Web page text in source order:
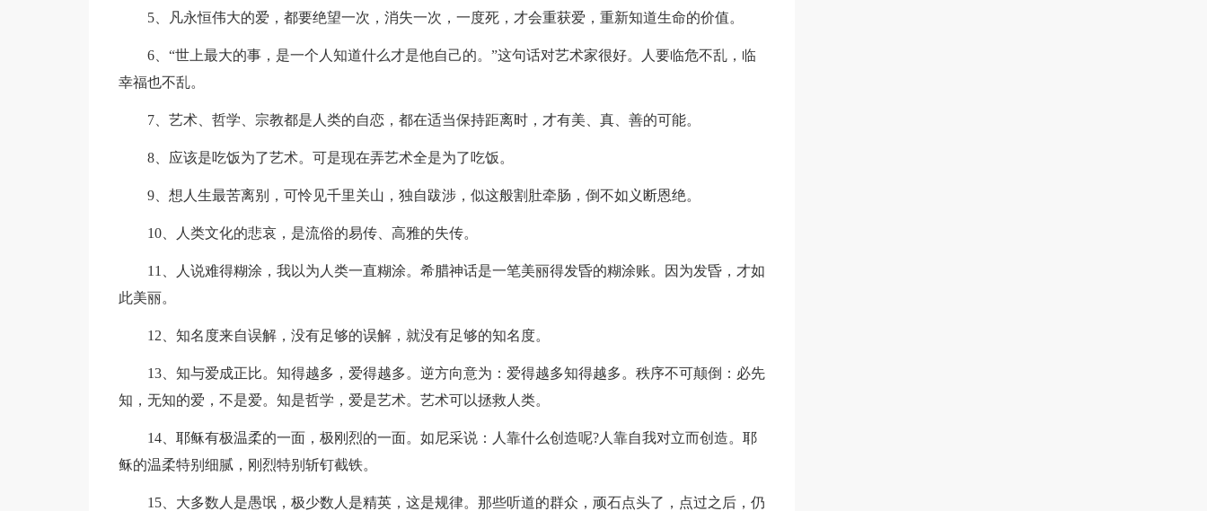
5、凡永恒伟大的爱，都要绝望一次，消失一次，一度死，才会重获爱，重新知道生命的价值。
6、“世上最大的事，是一个人知道什么才是他自己的。”这句话对艺术家很好。人要临危不乱，临
幸福也不乱。
7、艺术、哲学、宗教都是人类的自恋，都在适当保持距离时，才有美、真、善的可能。
8、应该是吃饭为了艺术。可是现在弄艺术全是为了吃饭。
9、想人生最苦离别，可怜见千里关山，独自跋涉，似这般割肚牵肠，倒不如义断恩绝。
10、人类文化的悲哀，是流俗的易传、高雅的失传。
11、人说难得糊涂，我以为人类一直糊涂。希腊神话是一笔美丽得发昏的糊涂账。因为发昏，才如
此美丽。
12、知名度来自误解，没有足够的误解，就没有足够的知名度。
13、知与爱成正比。知得越多，爱得越多。逆方向意为：爱得越多知得越多。秩序不可颠倒：必先
知，无知的爱，不是爱。知是哲学，爱是艺术。艺术可以拯救人类。
14、耶稣有极温柔的一面，极刚烈的一面。如尼采说：人靠什么创造呢?人靠自我对立而创造。耶
稣的温柔特别细腻，刚烈特别斩钉截铁。
15、大多数人是愚氓，极少数人是精英，这是规律。那些听道的群众，顽石点头了，点过之后，仍